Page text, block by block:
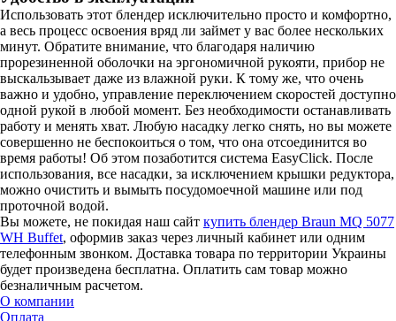
Использовать этот блендер исключительно просто и комфортно,
а весь процесс освоения вряд ли займет у вас более нескольких
минут. Обратите внимание, что благодаря наличию
прорезиненной оболочки на эргономичной рукояти, прибор не
выскальзывает даже из влажной руки. К тому же, что очень
важно и удобно, управление переключением скоростей доступно
одной рукой в любой момент. Без необходимости останавливать
работу и менять хват. Любую насадку легко снять, но вы можете
совершенно не беспокоиться о том, что она отсоединится во
время работы! Об этом позаботится система EasyClick. После
использования, все насадки, за исключением крышки редуктора,
можно очистить и вымыть посудомоечной машине или под
проточной водой.
Вы можете, не покидая наш сайт купить блендер Braun MQ 5077
WH Buffet, оформив заказ через личный кабинет или одним
телефонным звонком. Доставка товара по территории Украины
будет произведена бесплатна. Оплатить сам товар можно
безналичным расчетом.
О компании
Оплата